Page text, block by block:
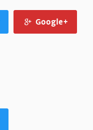
Google+